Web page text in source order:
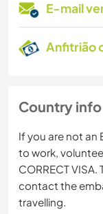
E-mail
Anfitrião
Country info
If you are not an
to work,
CORRECT
contact the
travelling.